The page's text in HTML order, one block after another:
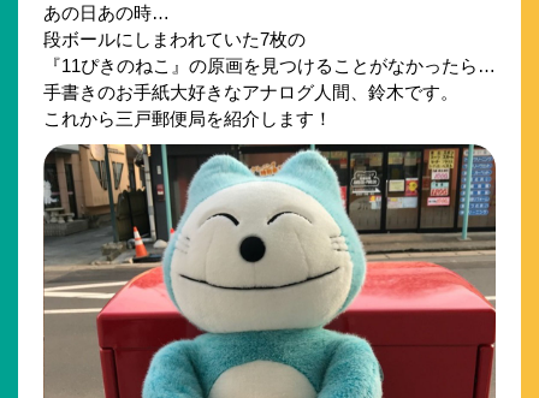
あの日あの時…
段ボールにしまわれていた7枚の
『11ぴきのねこ』の原画を見つけることがなかったら…
手書きのお手紙大好きなアナログ人間、鈴木です。
これから三戸郵便局を紹介します！